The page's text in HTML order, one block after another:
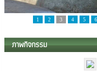
1 2 3 4 5 6
ภาพกิจกรรม